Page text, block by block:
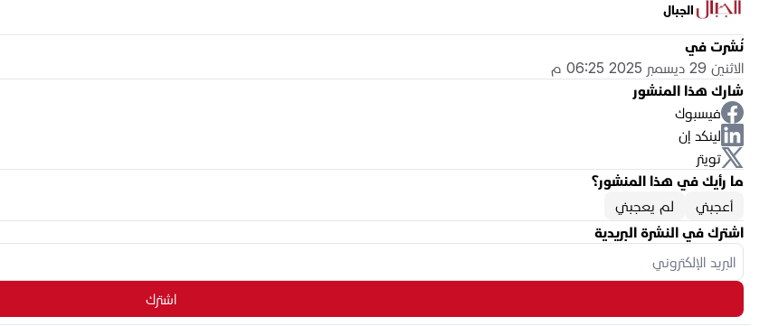
الجبال
نُشرت في
الاثنين 29 ديسمبر 2025 06:25 م
شارك هذا المنشور
فيسبوك
لينكد إن
تويتر
ما رأيك في هذا المنشور؟
أعجبني
لم يعجبني
اشترك في النشرة البريدية
اشترك